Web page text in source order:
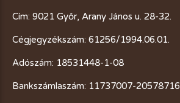
Cím: 9021 Győr, Arany János u. 28-32.
Cégjegyzékszám: 61256/1994.06.01.
Adószám: 18531448-1-08
Bankszámlaszám: 11737007-20578716